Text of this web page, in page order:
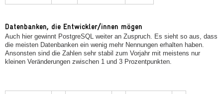
Datenbanken, die Entwickler/innen mögen
Auch hier gewinnt PostgreSQL weiter an Zuspruch. Es sieht so aus, dass
die meisten Datenbanken ein wenig mehr Nennungen erhalten haben.
Ansonsten sind die Zahlen sehr stabil zum Vorjahr mit meistens nur
kleinen Veränderungen zwischen 1 und 3 Prozentpunkten.